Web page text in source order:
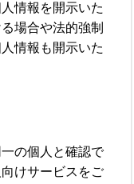
情報を開示いた
場合や法的強制
情報も開示いた
の個人と確認で
けサービスをご